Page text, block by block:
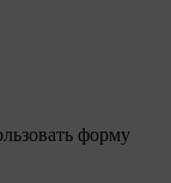
форму